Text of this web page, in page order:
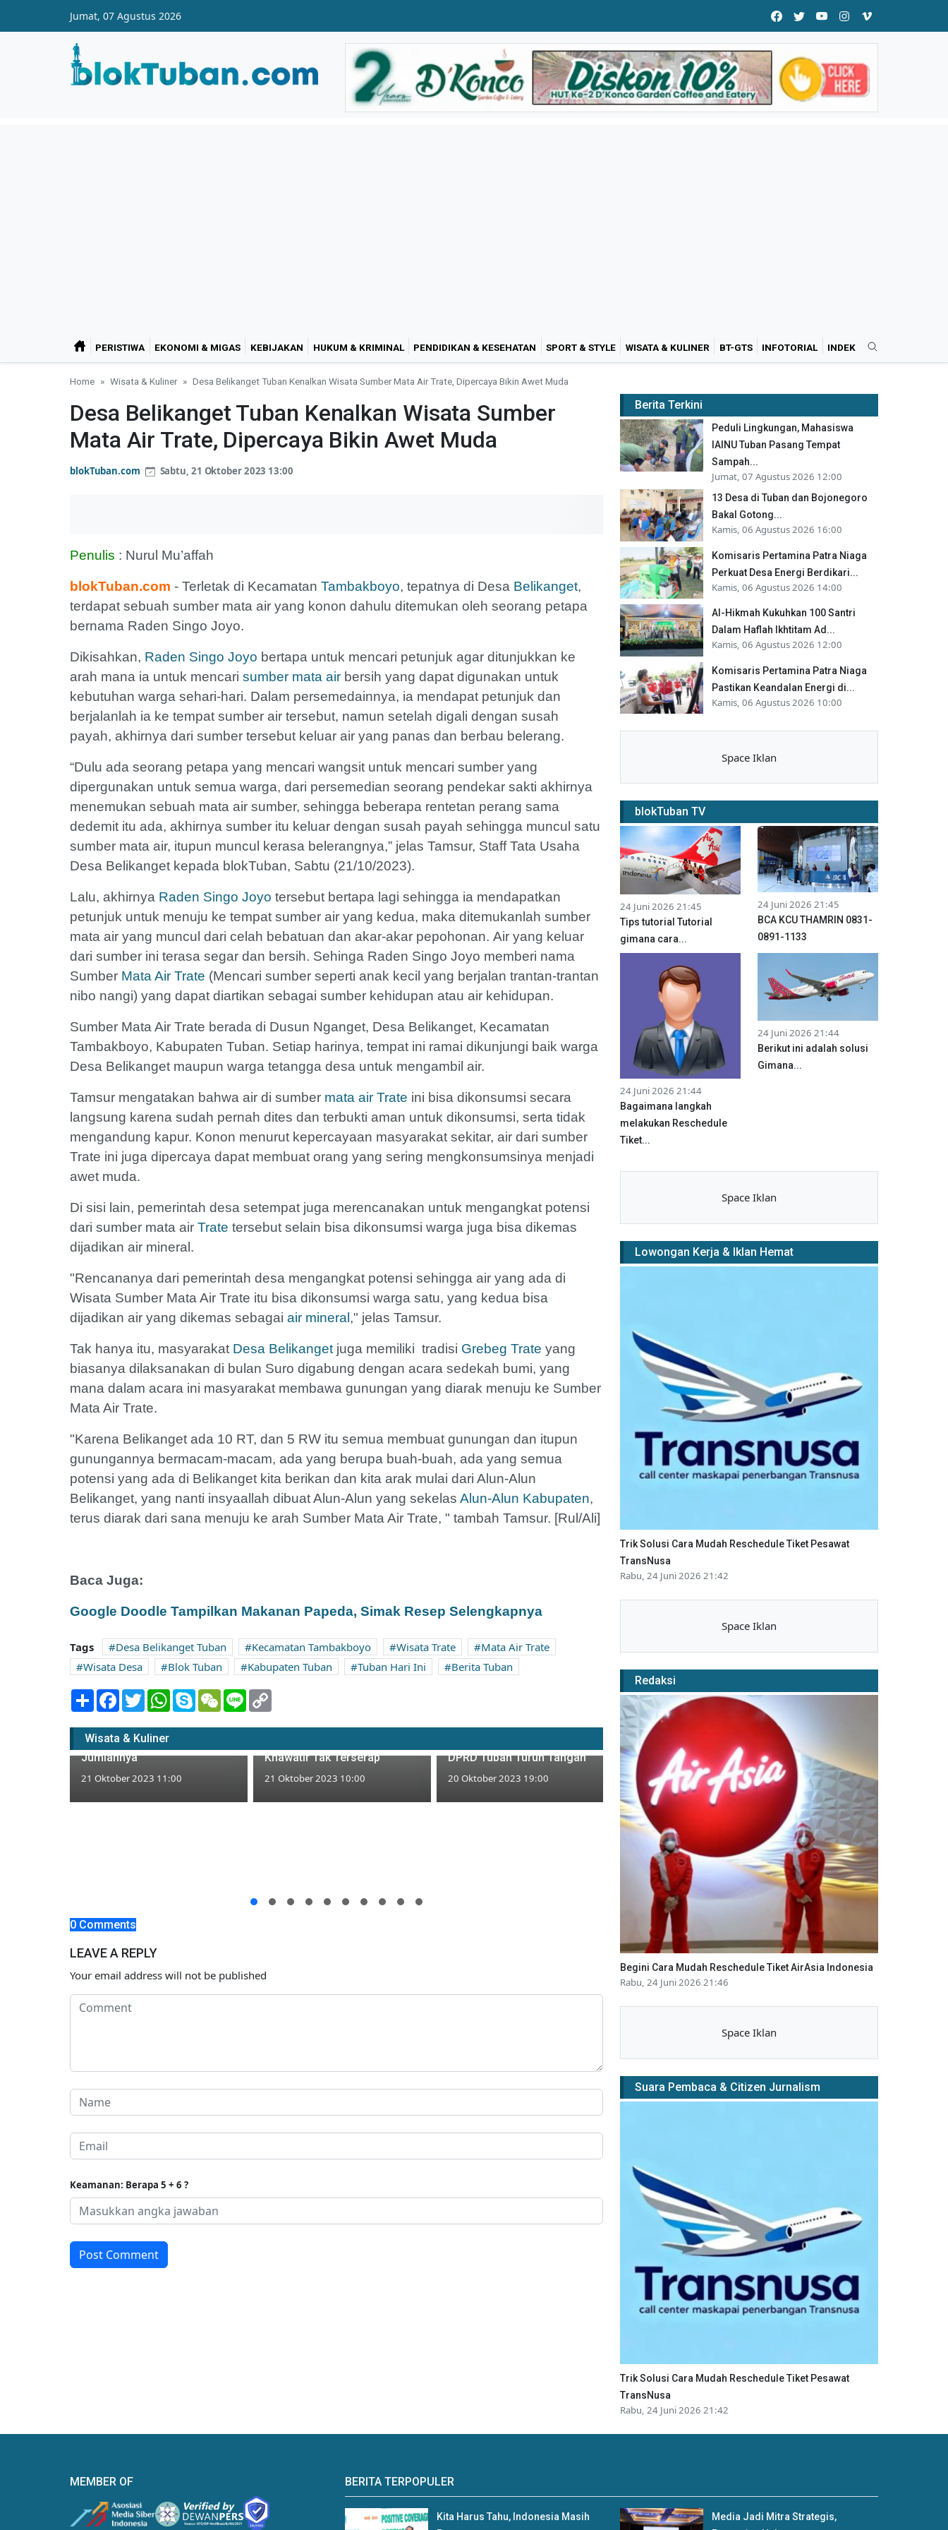
Jumat, 07 Agustus 2026
PERISTIWA EKONOMI & MIGAS KEBIJAKAN HUKUM & KRIMINAL PENDIDIKAN & KESEHATAN SPORT & STYLE WISATA & KULINER BT-GTS INFOTORIAL INDEK
Home Wisata & Kuliner Desa Belikanget Tuban Kenalkan Wisata Sumber Mata Air Trate, Dipercaya Bikin Awet Muda
Desa Belikanget Tuban Kenalkan Wisata Sumber
Mata Air Trate, Dipercaya Bikin Awet Muda
blokTuban.com Sabtu, 21 Oktober 2023 13:00
Penulis : Nurul Mu’affah
blokTuban.com - Terletak di Kecamatan Tambakboyo, tepatnya di Desa Belikanget,
terdapat sebuah sumber mata air yang konon dahulu ditemukan oleh seorang petapa
bernama Raden Singo Joyo.
Dikisahkan, Raden Singo Joyo bertapa untuk mencari petunjuk agar ditunjukkan ke
arah mana ia untuk mencari sumber mata air bersih yang dapat digunakan untuk
kebutuhan warga sehari-hari. Dalam persemedainnya, ia mendapat petunjuk dan
berjalanlah ia ke tempat sumber air tersebut, namun setelah digali dengan susah
payah, akhirnya dari sumber tersebut keluar air yang panas dan berbau belerang.
“Dulu ada seorang petapa yang mencari wangsit untuk mencari sumber yang
dipergunakan untuk semua warga, dari persemedian seorang pendekar sakti akhirnya
menemukan sebuah mata air sumber, sehingga beberapa rentetan perang sama
dedemit itu ada, akhirnya sumber itu keluar dengan susah payah sehingga muncul satu
sumber mata air, itupun muncul kerasa belerangnya,” jelas Tamsur, Staff Tata Usaha
Desa Belikanget kepada blokTuban, Sabtu (21/10/2023).
Lalu, akhirnya Raden Singo Joyo tersebut bertapa lagi sehingga ia mendapatkan
petunjuk untuk menuju ke tempat sumber air yang kedua, maka ditemukanlah sumber
mata air yang muncul dari celah bebatuan dan akar-akar pepohonan. Air yang keluar
dari sumber ini terasa segar dan bersih. Sehinga Raden Singo Joyo memberi nama
Sumber Mata Air Trate (Mencari sumber seperti anak kecil yang berjal an trantan-trantan
nibo nangi) yang dapat diartikan sebagai sumber kehidupan atau air kehidupan.
Sumber Mata Air Trate berada di Dusun Nganget, Desa Belikanget, Kecamatan
Tambakboyo, Kabupaten Tuban. Setiap harinya, tempat ini ramai dikunjungi baik warga
Desa Belikanget maupun warga tetangga desa untuk mengambil air.
Tamsur mengatakan bahwa air di sumber mata air Trate ini bisa dikonsumsi secara
langsung karena sudah pernah dites dan terbukti aman untuk dikonsumsi, serta tidak
mengandung kapur. Konon menurut kepercayaan masyarakat sekitar, air dari sumber
Trate ini juga dipercaya dapat membuat orang yang sering mengkonsumsinya menjadi
awet muda.
Di sisi lain, pemerintah desa setempat juga merencanakan untuk mengangkat potensi
dari sumber mata air Trate tersebut selain bisa dikonsumsi warga juga bisa dikemas
dijadikan air mineral.
"Rencananya dari pemerintah desa mengangkat potensi sehingga air yang ada di
Wisata Sumber Mata Air Trate itu bisa dikonsumsi warga satu, yang kedua bisa
dijadikan air yang dikemas sebagai air mineral ," jelas Tamsur.
Tak hanya itu, masyarakat Desa Belikanget juga memiliki tradisi Grebeg Trate yang
biasanya dilaksanakan di bulan Suro digabung dengan acara sedekah bumi, yang
mana dalam acara ini masyarakat membawa gunungan yang diarak menuju ke Sumber
Mata Air Trate.
"Karena Belikanget ada 10 RT, dan 5 RW itu semua membuat gunungan dan itupun
gunungannya bermacam-macam, ada yang berupa buah-buah, ada yang semua
potensi yang ada di Belikanget kita berikan dan kita arak mulai dari Alun-Alun
Belikanget, yang nanti insyaallah dibuat Alun-Alun yang sekelas Alun-Alun Kabupaten,
terus diarak dari sana menuju ke arah Sumber Mata Air Trate, " tambah Tamsur. [Rul/Ali]
Baca Juga:
Google Doodle Tampilkan Makanan Papeda, Simak Resep Selengkapnya
Tags Desa Belikanget Tuban Kecamatan Tambakboyo Wisata Trate
Mata Air Trate
Wisata Desa
Blok Tuban Kabupaten Tuban Tuban Hari Ini
Berita Tuban
Share Facebook
TwitterWhatsApp
SkypeWeChatLine
Wisata & Kuliner
Jalan Kilang Tuban Akan
Pertamina Masih Hitung
Jumlahnya
21 Oktober 2023 11:00
Khawatir Tak Terserap
21 Oktober 2023 10:00
DPRD Tuban Turun Tangan
20 Oktober 2023 19:00
0 Comments
LEAVE A REPLY
Your email address will not be published
Keamanan: Berapa 5 + 6 ?
Post Comment
Berita Terkini
Peduli Lingkungan, Mahasiswa
IAINU Tuban Pasang Tempat
Sampah...
Jumat, 07 Agustus 2026 12:00
13 Desa di Tuban dan Bojonegoro
Bakal Gotong...
Kamis, 06 Agustus 2026 16:00
Komisaris Pertamina Patra Niaga
Perkuat Desa Energi Berdikari...
Kamis, 06 Agustus 2026 14:00
Al-Hikmah Kukuhkan 100 Santri
Dalam Haflah Ikhtitam Ad...
Kamis, 06 Agustus 2026 12:00
Komisaris Pertamina Patra Niaga
Pastikan Keandalan Energi di...
Kamis, 06 Agustus 2026 10:00
Space Iklan
blokTuban TV
24 Juni 2026 21:45
Tips tutorial Tutorial
gimana cara...
24 Juni 2026 21:45
BCA KCU THAMRIN 0831-
0891-1133
24 Juni 2026 21:44
Bagaimana langkah
melakukan Reschedule
Tiket...
24 Juni 2026 21:44
Berikut ini adalah solusi
Gimana...
Space Iklan
Lowongan Kerja & Iklan Hemat
Trik Solusi Cara Mudah Reschedule Tiket Pesawat
TransNusa
Rabu, 24 Juni 2026 21:42
Space Iklan
Redaksi
Begini Cara Mudah Reschedule Tiket AirAsia Indonesia
Rabu, 24 Juni 2026 21:46
Space Iklan
Suara Pembaca & Citizen Jurnalism
Trik Solusi Cara Mudah Reschedule Tiket Pesawat
TransNusa
Rabu, 24 Juni 2026 21:42
MEMBER OF BERITA TERPOPULER
Kita Harus Tahu, Indonesia Masih
Media Jadi Mitra Strategis,